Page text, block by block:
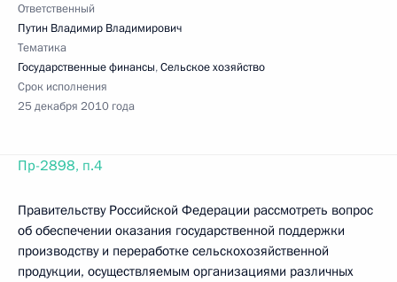
Ответственный
Путин Владимир Владимирович
Тематика
Государственные финансы,Сельское хозяйство
Срок исполнения
25 декабря 2010 года
Пр-2898, п.4
Правительству Российской Федерации рассмотреть вопрос
об обеспечении оказания государственной поддержки
производству и переработке сельскохозяйственной
продукции, осуществляемым организациями различных